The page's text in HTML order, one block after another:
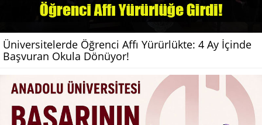
Üniversitelerde Öğrenci Affı Yürürlükte: 4 Ay İçinde
Başvuran Okula Dönüyor!